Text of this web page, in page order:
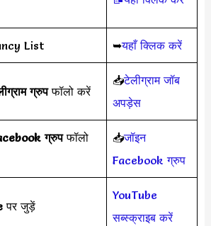
List ➥यहाँ क्लिक करें
ग्रुपफॉलो करें
📥टेलीग्राम जॉब
अपड़ेस
ग्रुपफॉलो
📥जॉइन
Facebook ग्रुप
पर जुड़ें
YouTube
सब्स्क्राइब करें